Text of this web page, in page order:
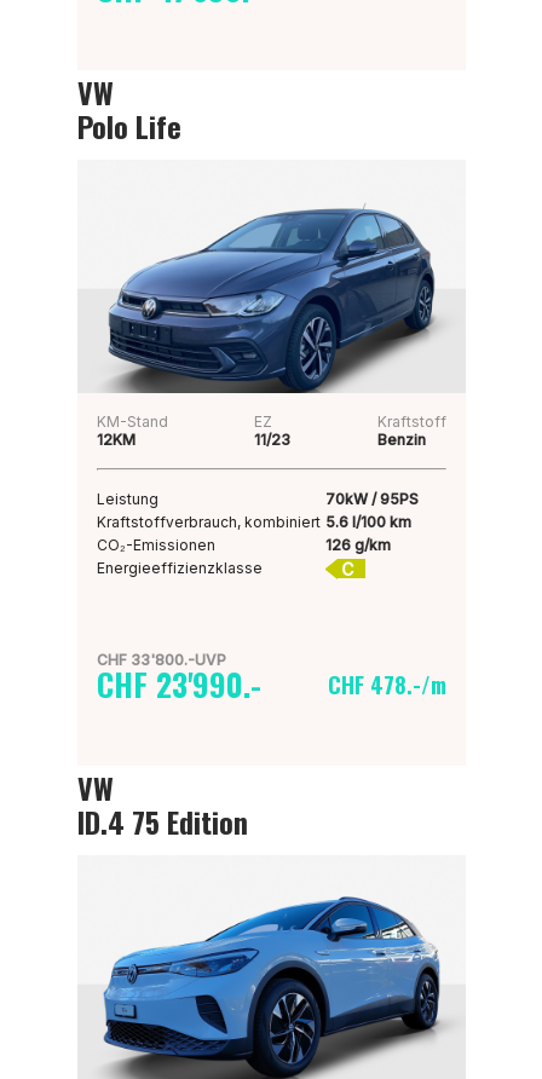
VW
Polo Life
KM-Stand
12KM
EZ
11/23
Kraftstoff
Benzin
Leistung
70kW / 95PS
Kraftstoffverbrauch, kombiniert 5.6 l/100 km
CO₂-Emissionen
126 g/km
Energieeffizienzklasse
C
CHF 33'800.-UVP
CHF 23'990.- CHF 478.-/m
VW
ID.4 75 Edition